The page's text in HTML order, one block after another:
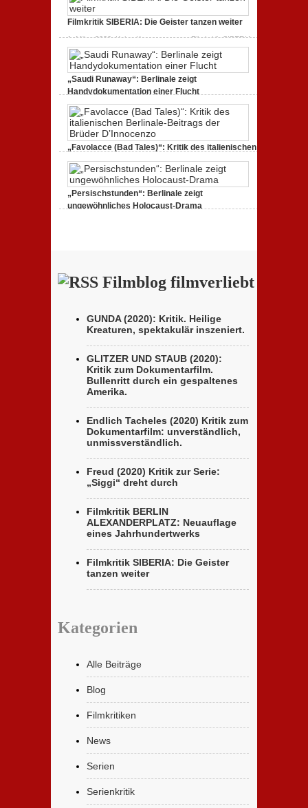
1. März 2020,
ALEXANDERPLATZ: Neuauflage eines
Jahrhundertwerks
Filmkritik SIBERIA: Die Geister tanzen weiter
1. März 2020,Keine Kommentarezu Filmkritik SIBERIA:
Die Geister tanzen weiter
„Saudi Runaway“: Berlinale zeigt
Handydokumentation einer Flucht
27. Februar 2020, Keine Kommentarezu „Saudi
Runaway“: Berlinale zeigt Handydokumentation einer
Flucht
„Favolacce (Bad Tales)“: Kritik des italienischen
Berlinale-Beitrags der Brüder D’Innocenzo
25. Februar 2020,Keine Kommentarezu „Favolacce
(Bad Tales)“: Kritik des italienischen Berlinale-Beitrags
der Brüder D’Innocenzo
„Persischstunden“: Berlinale zeigt
ungewöhnliches Holocaust-Drama
Filmblog filmverliebt
GUNDA (2020): Kritik. Heilige
Kreaturen, spektakulär inszeniert.
GLITZER UND STAUB (2020):
Kritik zum Dokumentarfilm.
Bullenritt durch ein gespaltenes
Amerika.
Endlich Tacheles (2020) Kritik zum
Dokumentarfilm: unverständlich,
unmissverständlich.
Freud (2020) Kritik zur Serie:
„Siggi“ dreht durch
Filmkritik BERLIN
ALEXANDERPLATZ: Neuauflage
eines Jahrhundertwerks
Filmkritik SIBERIA: Die Geister
tanzen weiter
Kategorien
Alle Beiträge
Blog
Filmkritiken
News
Serien
Serienkritik